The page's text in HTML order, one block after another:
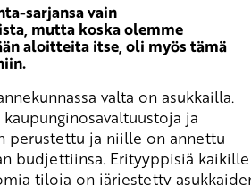
sarjansa vain
mutta koska olemme
aloitteita itse, oli myös tämä
valta on asukkailla.
ja
perustettu ja niille on annettu
budjettiinsa. Erityyppisiä kaikille
tiloja on järjestetty